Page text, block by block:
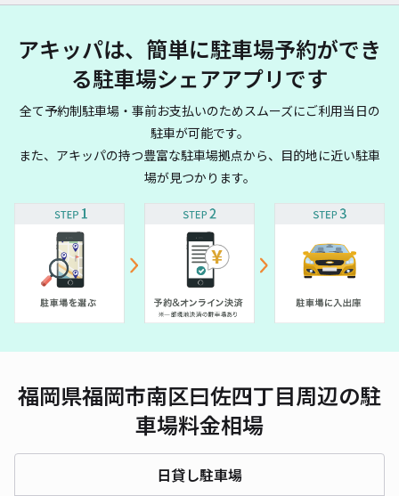
アキッパは、簡単に駐車場予約ができ
る駐車場シェアアプリです
全て予約制駐車場・事前お支払いのためスムーズにご利用当日の
駐車が可能です。
また、アキッパの持つ豊富な駐車場拠点から、目的地に近い駐車
場が見つかります。
福岡県福岡市南区曰佐四丁目周辺の駐
車場料金相場
日貸し駐車場